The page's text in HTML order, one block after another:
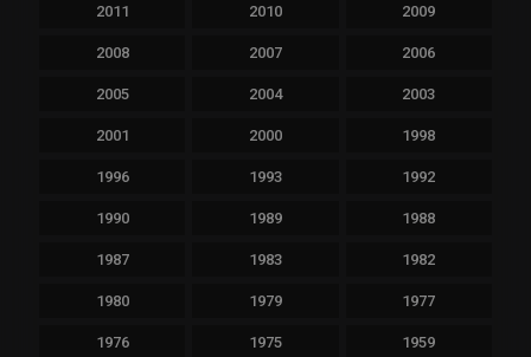
2011 2010 2009
2008 2007 2006
2005 2004 2003
2001 2000 1998
1996 1993 1992
1990 1989 1988
1987 1983 1982
1980 1979 1977
1976 1975 1959